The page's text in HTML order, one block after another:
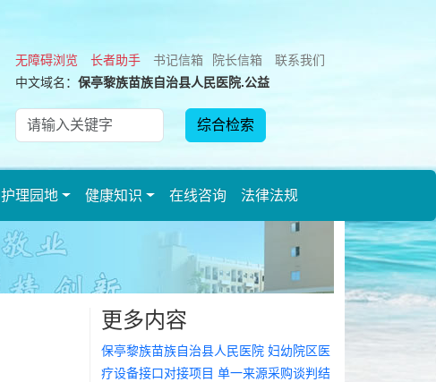
无障碍浏览 长者助手 书记信箱 院长信箱
联系我们
中文域名： 保亭黎族苗族自治县人民医院.公益
护理园地 健康知识 在线咨询 法律法规
更多内容
保亭黎族苗族自治县人民医院 妇幼院区医
疗设备接口对接项目 单一来源采购谈判结